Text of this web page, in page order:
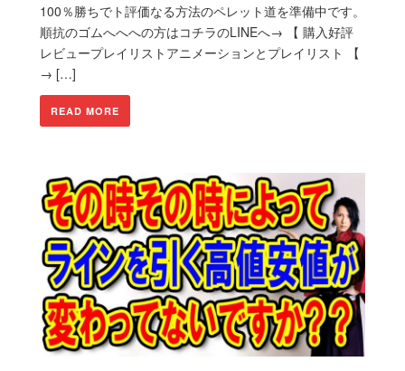
100％勝ちでト評価なる方法のペレット道を準備中です。
順抗のゴムへへへの方はコチラのLINEへ→ 【 購入好評
レビュープレイリストアニメーションとプレイリスト 【
→ […]
READ MORE